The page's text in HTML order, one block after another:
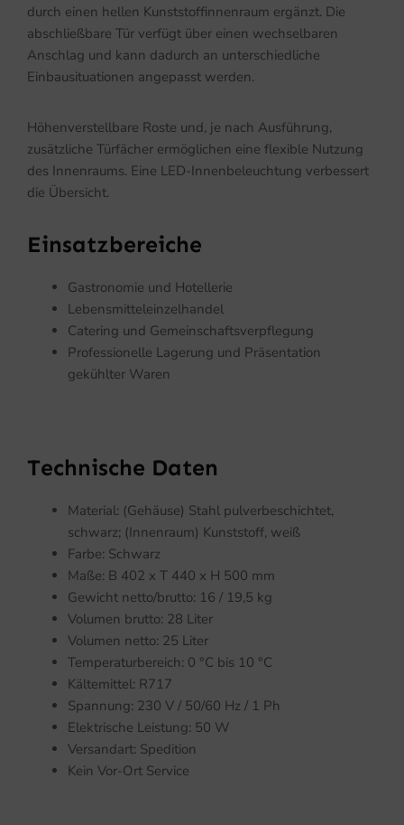
durch einen hellen Kunststoffinnenraum ergänzt. Die
abschließbare Tür verfügt über einen wechselbaren
Anschlag und kann dadurch an unterschiedliche
Einbausituationen angepasst werden.
Höhenverstellbare Roste und, je nach Ausführung,
zusätzliche Türfächer ermöglichen eine flexible Nutzung
des Innenraums. Eine LED-Innenbeleuchtung verbessert
die Übersicht.
Einsatzbereiche
Gastronomie und Hotellerie
Lebensmitteleinzelhandel
Catering und Gemeinschaftsverpflegung
Professionelle Lagerung und Präsentation
gekühlter Waren
Technische Daten
Material: (Gehäuse) Stahl pulverbeschichtet,
schwarz; (Innenraum) Kunststoff, weiß
Farbe: Schwarz
Maße: B 402 x T 440 x H 500 mm
Gewicht netto/brutto: 16 / 19,5 kg
Volumen brutto: 28 Liter
Volumen netto: 25 Liter
Temperaturbereich: 0 °C bis 10 °C
Kältemittel: R717
Spannung: 230 V / 50/60 Hz / 1 Ph
Elektrische Leistung: 50 W
Versandart: Spedition
Kein Vor-Ort Service